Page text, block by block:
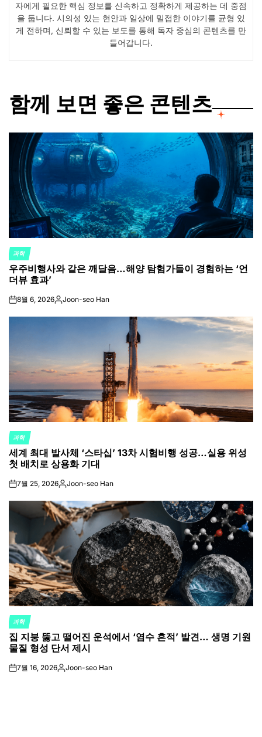
자에게 필요한 핵심 정보를 신속하고 정확하게 제공하는 데 중점
을 둡니다. 시의성 있는 현안과 일상에 밀접한 이야기를 균형 있
게 전하며, 신뢰할 수 있는 보도를 통해 독자 중심의 콘텐츠를 만
들어갑니다.
함께 보면 좋은 콘텐츠
POSTED
IN
과학
우주비행사와 같은 깨달음…해양 탐험가들이 경험하는 ‘언
더뷰 효과’
on8월 6, 2026Posted
Joon-seo Han
POSTED
IN
과학
세계 최대 발사체 ‘스타십’ 13차 시험비행 성공…실용 위성
첫 배치로 상용화 기대
on7월 25, 2026Posted
Joon-seo Han
POSTED
IN
과학
집 지붕 뚫고 떨어진 운석에서 ‘염수 흔적’ 발견… 생명 기원
물질 형성 단서 제시
on7월 16, 2026Posted
Joon-seo Han